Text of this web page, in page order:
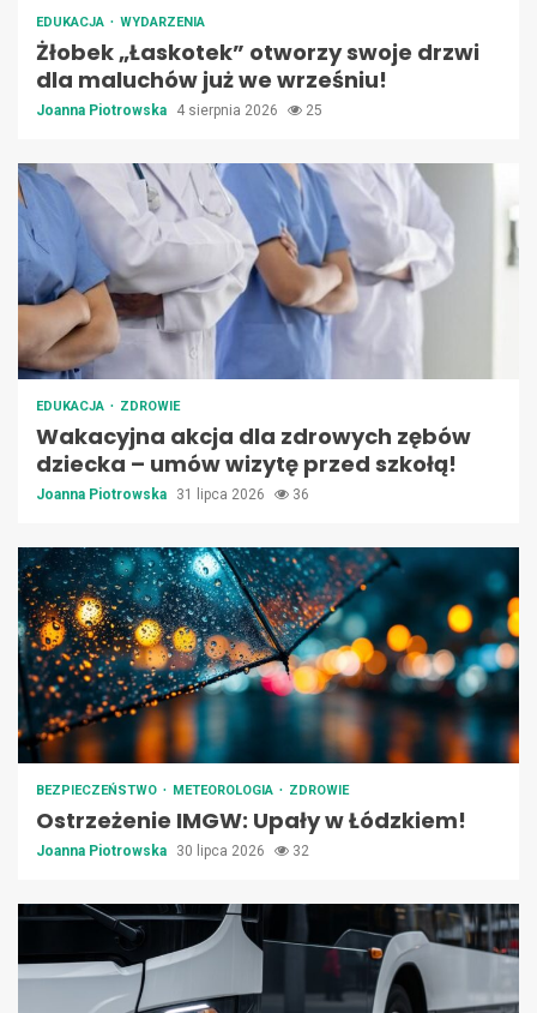
EDUKACJA WYDARZENIA
Żłobek „Łaskotek” otworzy swoje drzwi
dla maluchów już we wrześniu!
Joanna Piotrowska 4 sierpnia 2026 25
EDUKACJA ZDROWIE
Wakacyjna akcja dla zdrowych zębów
dziecka – umów wizytę przed szkołą!
Joanna Piotrowska 31 lipca 2026 36
BEZPIECZEŃSTWO METEOROLOGIA ZDROWIE
Ostrzeżenie IMGW: Upały w Łódzkiem!
Joanna Piotrowska 30 lipca 2026 32